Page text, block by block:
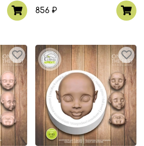
856 ₽